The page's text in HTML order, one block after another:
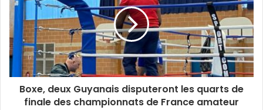
incident ne va pas créer une crise dans les vestiaires du
club de la porte d’Auteuil.
Boxe, deux Guyanais disputeront les quarts de
finale des championnats de France amateur